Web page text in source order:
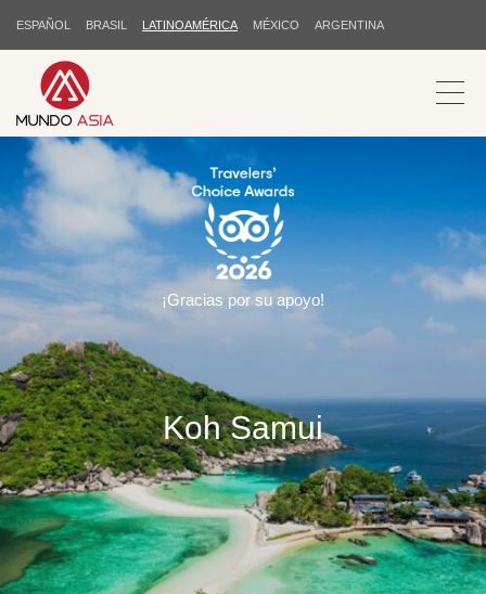
ESPAÑOL BRASIL LATINOAMÉRICA MÉXICO ARGENTINA
Koh Samui
¡Gracias por su apoyo!